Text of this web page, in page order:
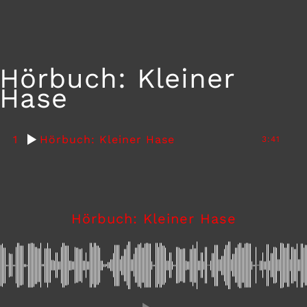
Hörbuch: Kleiner
Hase
1 Hörbuch: Kleiner Hase 3:41
Hörbuch: Kleiner Hase